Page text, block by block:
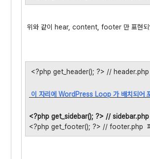
위와 같이 hear, content, footer 만 표현되
<?php get_header(); ?> // header.php
이 자리에 WordPress Loop 가 배치되어
<?php get_sidebar(); ?> // sidebar.php
<?php get_footer(); ?> // footer.php 파